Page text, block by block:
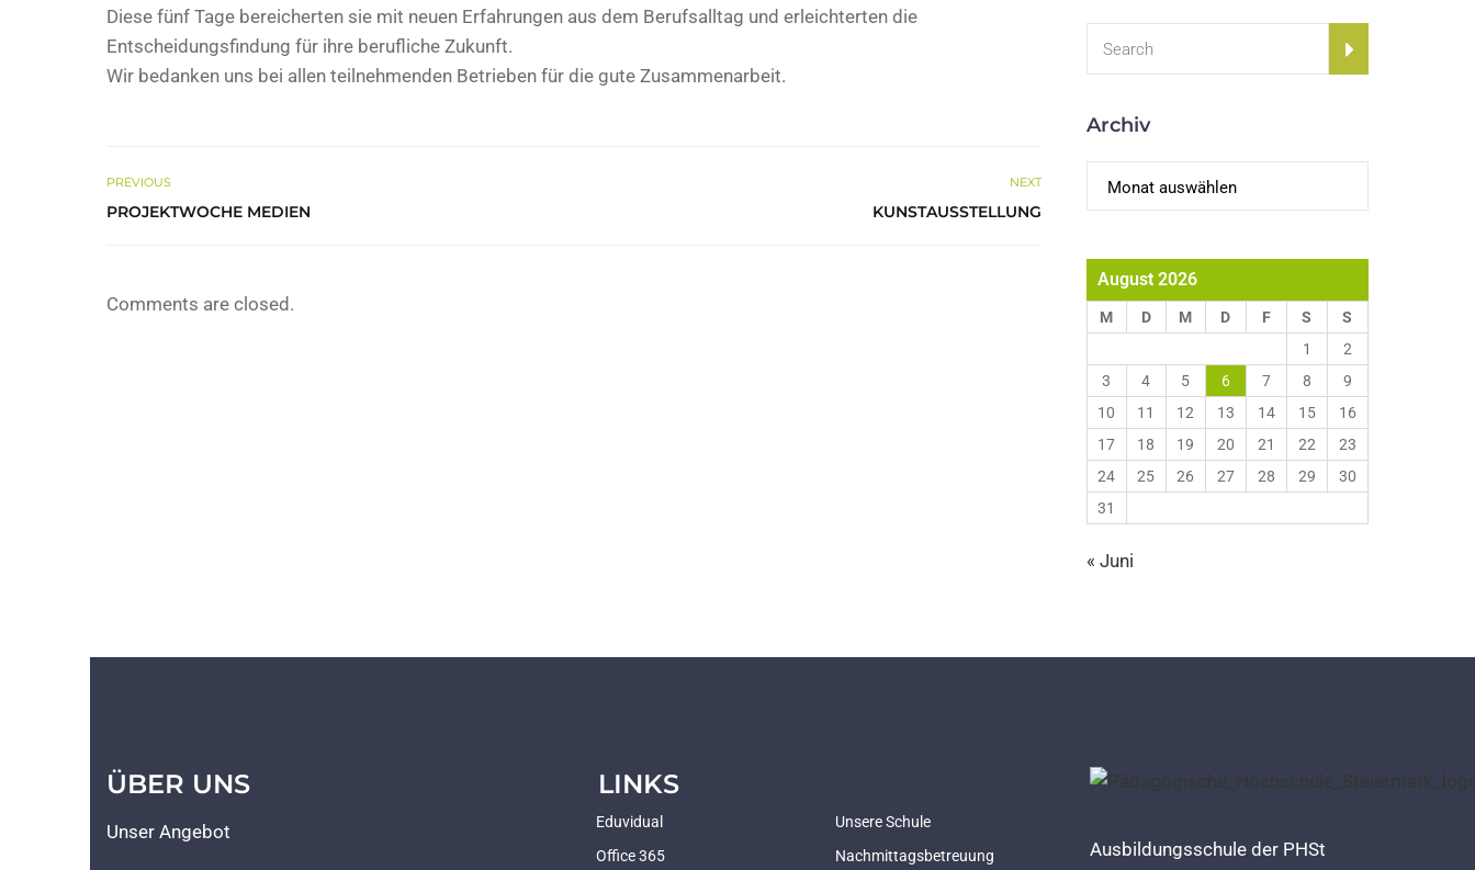
Diese fünf Tage bereicherten sie mit neuen Erfahrungen aus dem Berufsalltag und erleichterten die
Entscheidungsfindung für ihre berufliche Zukunft.
Wir bedanken uns bei allen teilnehmenden Betrieben für die gute Zusammenarbeit.
PREVIOUS
PROJEKTWOCHE MEDIEN
NEXT
KUNSTAUSSTELLUNG
Comments are closed.
Archiv
Archiv
August 2026
M D M D F S
S
1
2
3
4 5 6 7 8
9
10
11 12 13 14 15
16
17
18 19 20 21 22
23
24
25 26 27 28 29
30
31
« Juni
ÜBER UNS
Unser Angebot
LINKS
Eduvidual
Office 365
Unsere Schule
Nachmittagsbetreuung
Ausbildungsschule der PHSt